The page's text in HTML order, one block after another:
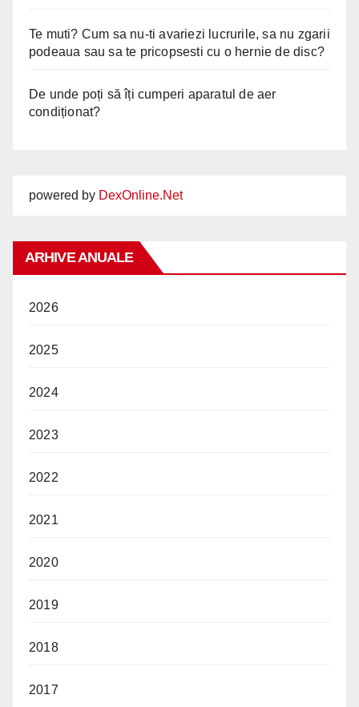
Te muti? Cum sa nu-ti avariezi lucrurile, sa nu zgarii
podeaua sau sa te pricopsesti cu o hernie de disc?
De unde poți să îți cumperi aparatul de aer
condiționat?
powered by DexOnline.Net
ARHIVE ANUALE
2026
2025
2024
2023
2022
2021
2020
2019
2018
2017